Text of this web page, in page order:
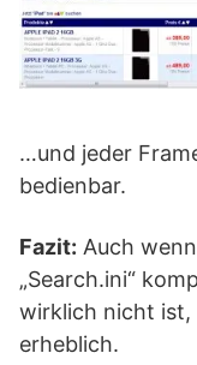
…und jeder
bedienbar.
Fazit: Auch
„Search.ini“
wirklich nicht ist,
erheblich.